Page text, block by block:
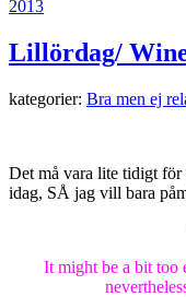
2013
Lillördag/
kategorier: Bra men ej
Det må vara lite tidigt för
idag, SÅ jag vill bara
It might be a bit too